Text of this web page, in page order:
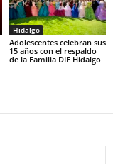
Hidalgo
Adolescentes celebran sus
15 años con el respaldo
de la Familia DIF Hidalgo